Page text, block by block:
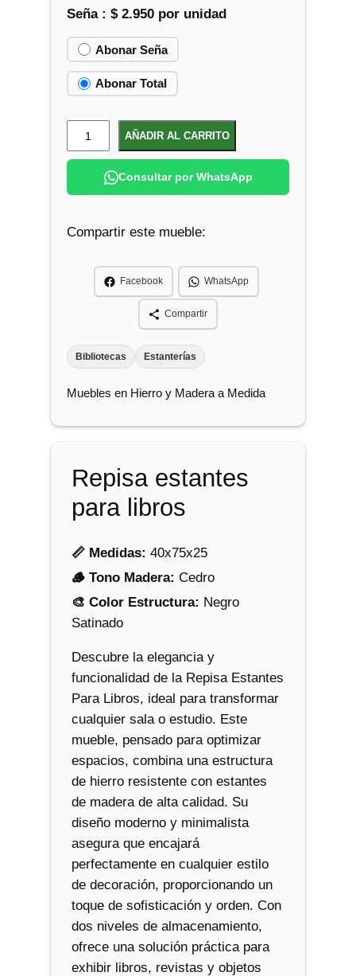
Seña : $2.950por unidad
Abonar Total
Abonar Seña
e
i
a
t
s
o
c
AÑADIR AL CARRITO
Consultar por WhatsApp
Compartir este mueble:
Facebook WhatsApp
Compartir
Bibliotecas Estanterías
Muebles en Hierro y Madera a Medida
Repisa estantes
para libros
📏 Medidas: 40x75x25
🪵 Tono Madera: Cedro
🎨 Color Estructura: Negro
Satinado
Descubre la elegancia y
funcionalidad de la Repisa Estantes
Para Libros, ideal para transformar
cualquier sala o estudio. Este
mueble, pensado para optimizar
espacios, combina una estructura
de hierro resistente con estantes
de madera de alta calidad. Su
diseño moderno y minimalista
asegura que encajará
perfectamente en cualquier estilo
de decoración, proporcionando un
toque de sofisticación y orden. Con
dos niveles de almacenamiento,
ofrece una solución práctica para
exhibir libros, revistas y objetos